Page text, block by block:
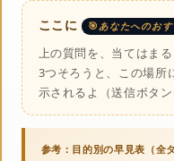
ここに あなたへのお
上の質問を、当てはま
3つそろうと、この場所
示されるよ（送信ボタン